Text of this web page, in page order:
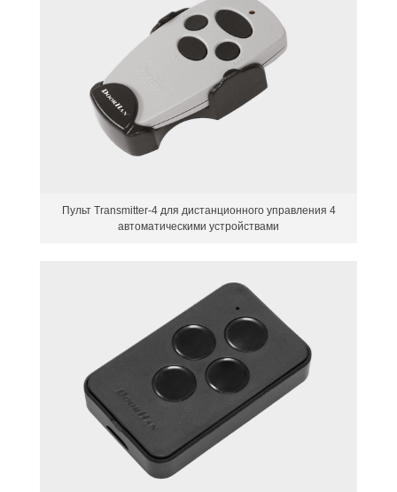
Пульт Transmitter-4 для дистанционного управления 4
автоматическими устройствами